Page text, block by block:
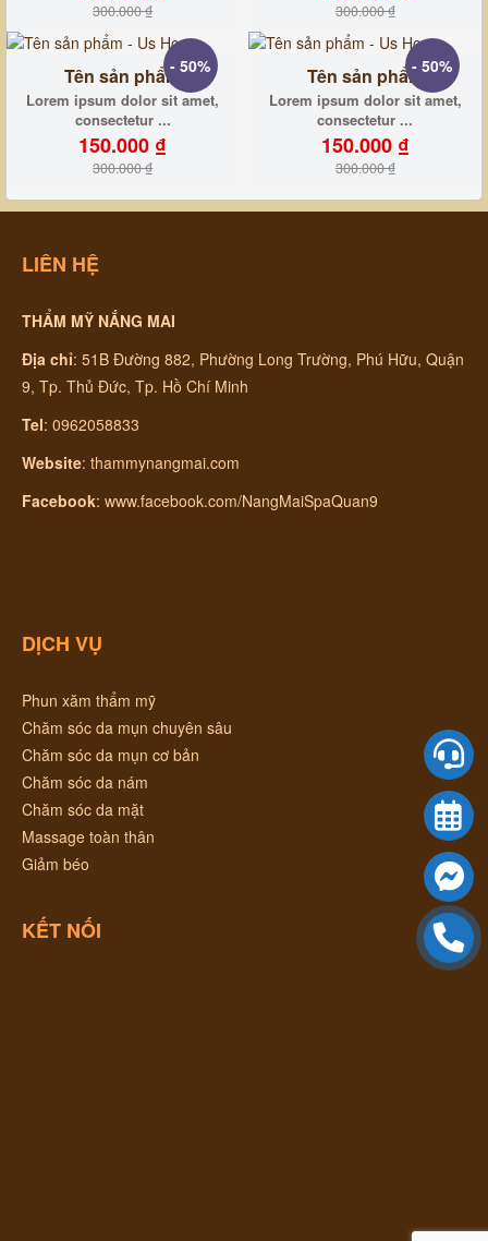
300.000 ₫ 300.000 ₫
Tên sản phẩm
Lorem ipsum dolor sit amet,
consectetur ...
150.000 ₫
300.000 ₫
- 50% Tên sản phẩm
Lorem ipsum dolor sit amet,
consectetur ...
150.000 ₫
300.000 ₫
- 50%
LIÊN HỆ
THẨM MỸ NẮNG MAI
Địa chỉ: 51B Đường 882, Phường Long Trường, Phú Hữu, Quận
9, Tp. Thủ Đức, Tp. Hồ Chí Minh
Tel: 0962058833
Website: thammynangmai.com
Facebook: www.facebook.com/NangMaiSpaQuan9
DỊCH VỤ
Phun xăm thẩm mỹ
Chăm sóc da mụn chuyên sâu
Chăm sóc da mụn cơ bản
Chăm sóc da nám
Chăm sóc da mặt
Massage toàn thân
Giảm béo
KẾT NỐI